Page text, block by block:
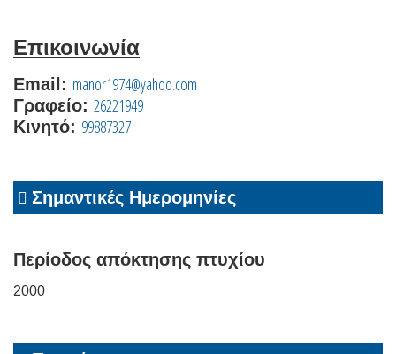
Επικοινωνία
Email: manor1974@yahoo.com
Γραφείο: 26221949
Κινητό: 99887327
Σημαντικές Ημερομηνίες
Περίοδος απόκτησης πτυχίου
2000